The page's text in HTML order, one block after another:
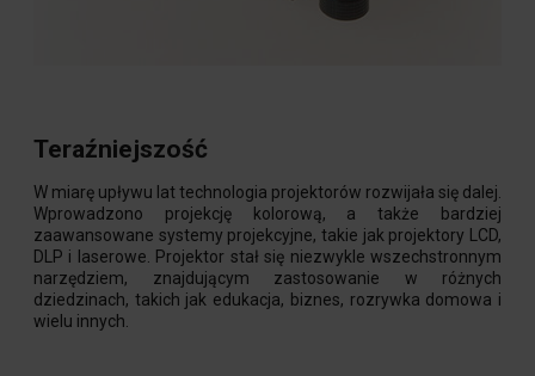
Teraźniejszość
W miarę upływu lat technologia projektorów rozwijała się dalej.
Wprowadzono projekcję kolorową, a także bardziej
zaawansowane systemy projekcyjne, takie jak projektory LCD,
DLP i laserowe. Projektor stał się niezwykle wszechstronnym
narzędziem, znajdującym zastosowanie w różnych
dziedzinach, takich jak edukacja, biznes, rozrywka domowa i
wielu innych.